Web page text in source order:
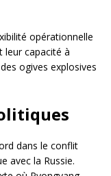
opérationnelle
leur capacité à
ogives explosives
dans le conflit
avec la Russie.